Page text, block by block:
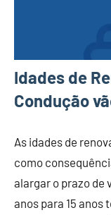
Idades de
Condução
As idades de
como
alargar o prazo de
anos para 15 anos